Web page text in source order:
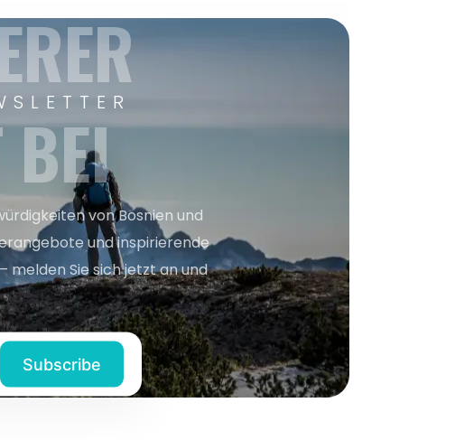
BEI
von Bosnien und
und inspirierende
melden Sie sich jetzt an und